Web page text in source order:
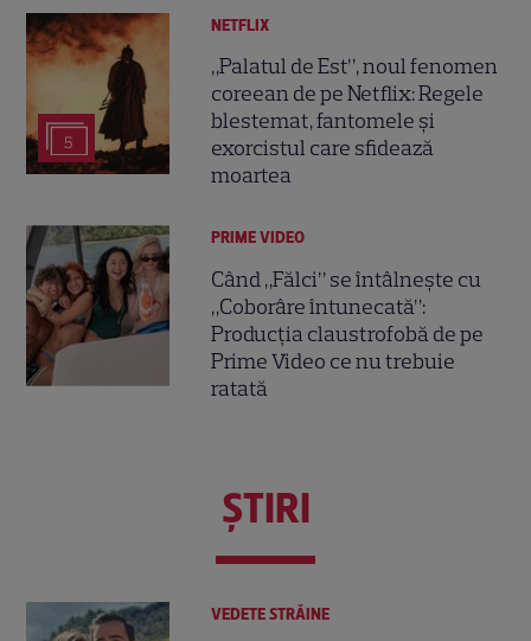
5
NETFLIX
„Palatul de Est”, noul fenomen
coreean de pe Netflix: Regele
blestemat, fantomele și
exorcistul care sfidează
moartea
PRIME VIDEO
Când „Fălci” se întâlnește cu
„Coborâre întunecată”:
Producția claustrofobă de pe
Prime Video ce nu trebuie
ratată
ŞTIRI
VEDETE STRĂINE